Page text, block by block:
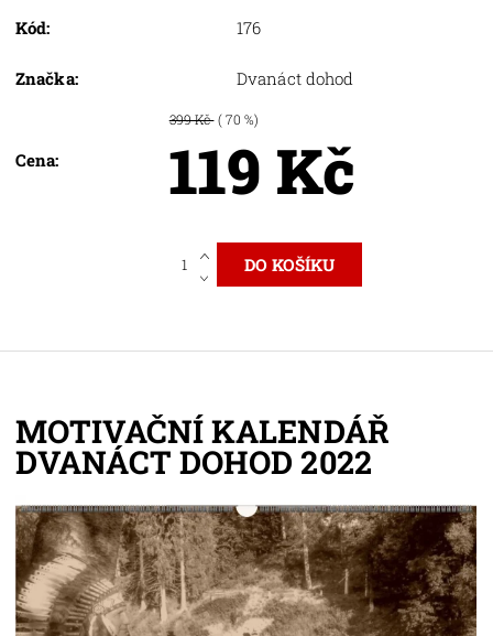
Kód: 176
Značka: Dvanáct dohod
Cena:
399 Kč ( 70 %)
119 Kč
MOTIVAČNÍ KALENDÁŘ
DVANÁCT DOHOD 2022